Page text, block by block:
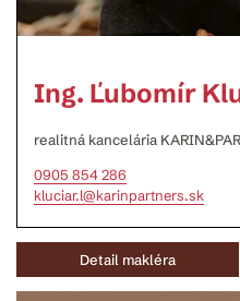
Ing. Ľubomír
realitná kancelária
0905 854 286
kluciar.l@karinpartners.sk
Detail makléra